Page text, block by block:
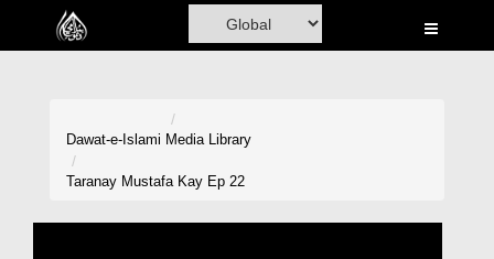
Home
Dawat-e-Islami Media Library
Taranay Mustafa Kay Ep 22